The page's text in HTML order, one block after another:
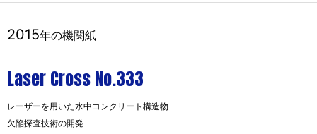
2015年の機関紙
Laser Cross No.333
レーザーを用いた水中コンクリート構造物
欠陥探査技術の開発